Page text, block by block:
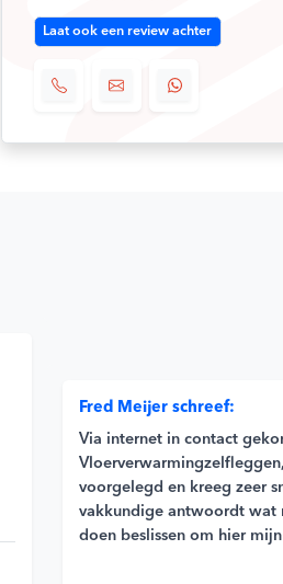
Laat ook een review achter
Fred Meijer schreef:
Via internet in contact
voorgelegd en kreeg zeer
vakkundige antwoordt wat
doen beslissen om hier